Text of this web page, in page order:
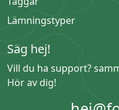
Lämningstyper
Säg hej!
Vill du ha support?
Hör av dig!